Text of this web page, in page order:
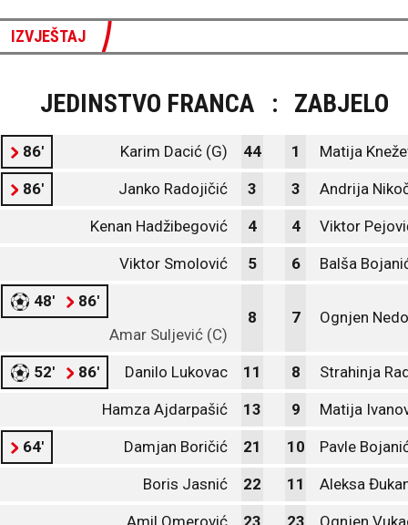
IZVJEŠTAJ
JEDINSTVO FRANCA : ZABJELO
86' Karim Dacić (G) 44 1 Matija
86' Janko Radojičić 3 3 Andrija
Kenan Hadžibegović 4 4 Viktor
Viktor Smolović 5 6 Balša
48'
86'
Amar Suljević (C)
8 7 Ognjen
52' 86' Danilo Lukovac 11 8 Strahinja
Hamza Ajdarpašić 13 9 Matija
64' Damjan Boričić 21 10 Pavle
Boris Jasnić 22 11 Aleksa
Amil Omerović 23 23 Ognjen